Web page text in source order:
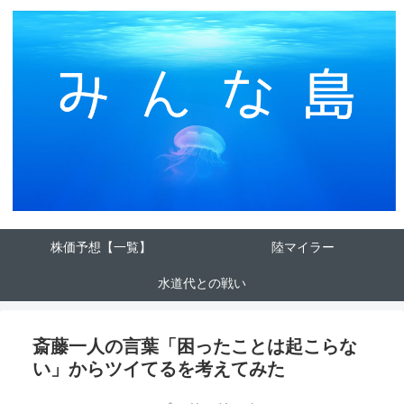
株価予想【一覧】 陸マイラー
水道代との戦い
斎藤一人の言葉「困ったことは起こらな
い」からツイてるを考えてみた